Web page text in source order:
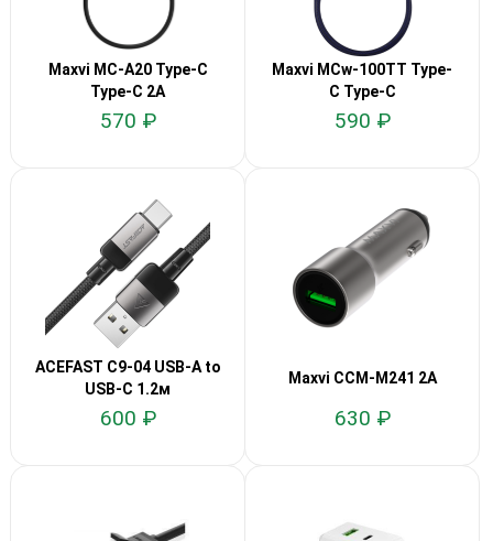
Maxvi MC-A20 Type-C
Type-C 2A
570 ₽
Maxvi MCw-100TT Type-
C Type-C
590 ₽
ACEFAST C9-04 USB-A to
USB-C 1.2м
600 ₽
Maxvi CCM-M241 2A
630 ₽